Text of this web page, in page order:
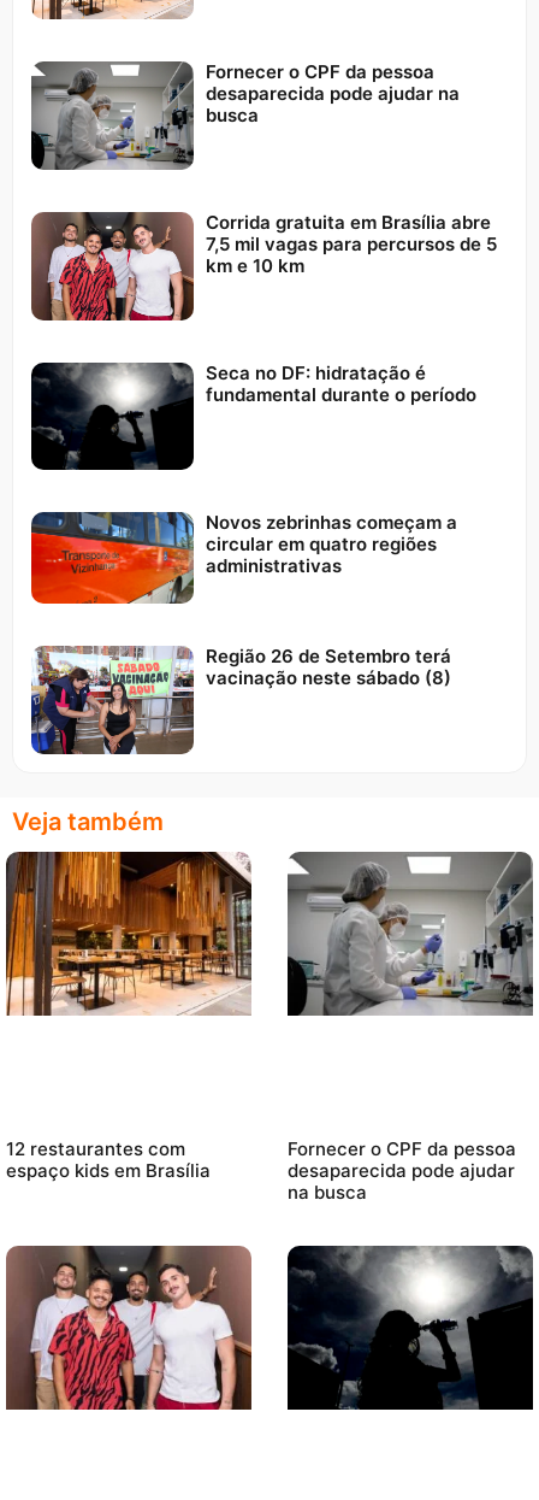
Fornecer o CPF da pessoa
desaparecida pode ajudar na
busca
Corrida gratuita em Brasília abre
7,5 mil vagas para percursos de 5
km e 10 km
Seca no DF: hidratação é
fundamental durante o período
Novos zebrinhas começam a
circular em quatro regiões
administrativas
Região 26 de Setembro terá
vacinação neste sábado (8)
Veja também
12 restaurantes com
espaço kids em Brasília
Fornecer o CPF da pessoa
desaparecida pode ajudar
na busca